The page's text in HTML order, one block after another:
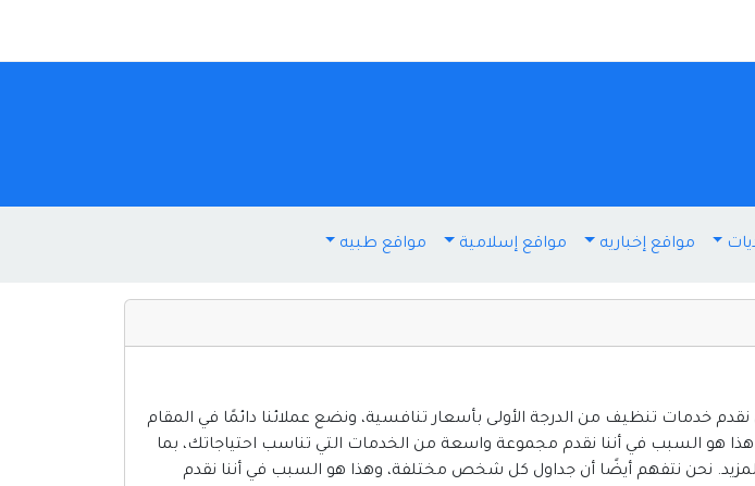
دخول
ومنوعه
إخباريه
مواقع إخباريه مواقع إسلامية مواقع طبيه
خدمات تنظيف من الدرجة الأولى بأسعار تنافسية، ونضع عملائنا دائمًا في المقام
هو السبب في أننا نقدم مجموعة واسعة من الخدمات التي تناسب احتياجاتك، بما
نحن نتفهم أيضًا أن جداول كل شخص مختلفة، وهذا هو السبب في أننا نقدم